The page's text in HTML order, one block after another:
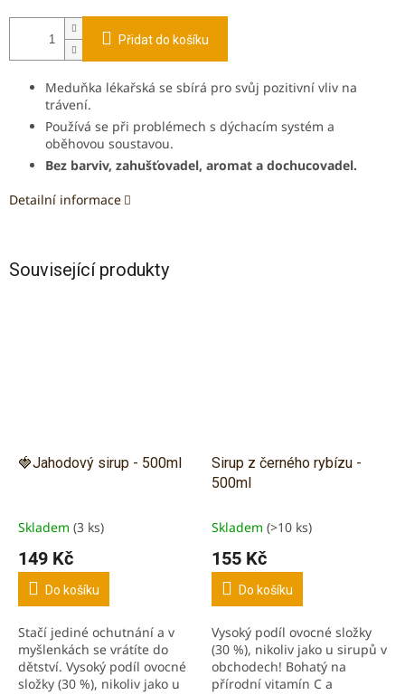
Přidat do košíku
Meduňka lékařská se sbírá pro svůj pozitivní vliv na
trávení.
Používá se při problémech s dýchacím systém a
oběhovou soustavou.
Bez barviv, zahušťovadel, aromat a dochucovadel.
Detailní informace
Související produkty
🍓Jahodový sirup - 500ml
Skladem (3 ks)
149 Kč
Do košíku
Stačí jediné ochutnání a v
myšlenkách se vrátíte do
dětství. Vysoký podíl ovocné
složky (30 %), nikoliv jako u
Sirup z černého rybízu -
500ml
Skladem (>10 ks)
155 Kč
Do košíku
Vysoký podíl ovocné složky
(30 %), nikoliv jako u sirupů v
obchodech! Bohatý na
přírodní vitamín C a